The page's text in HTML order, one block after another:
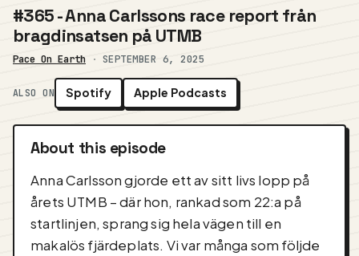
#365 - Anna Carlssons race report från
bragdinsatsen på UTMB
Pace On Earth · SEPTEMBER 6, 2025
ALSO ON Spotify Apple Podcasts
About this episode
Anna Carlsson gjorde ett av sitt livs lopp på
årets UTMB – där hon, rankad som 22:a på
startlinjen, sprang sig hela vägen till en
makalös fjärdeplats. Vi var många som följde